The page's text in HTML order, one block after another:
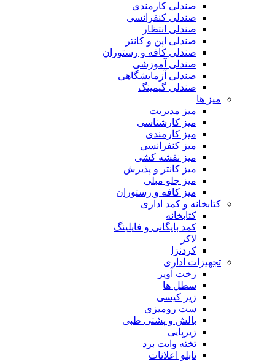
صندلی کارمندی
صندلی کنفرانسی
صندلی انتظار
صندلی اپن و کانتر
صندلی کافه و رستوران
صندلی آموزشی
صندلی آزمایشگاهی
صندلی گیمینگ
میز ها
میز مدیریت
میز کارشناسی
میز کارمندی
میز کنفرانسی
میز نقشه کشی
میز کانتر و پذیرش
میز جلو مبلی
میز کافه و رستوران
کتابخانه و کمد اداری
کتابخانه
کمد بایگانی و فایلینگ
لاکر
کردنزا
تجهیزات اداری
رخت آویز
سطل ها
زیر کیسی
ست رومیزی
بالش و پشتی طبی
زیرپایی
تخته وایت برد
تابلو اعلانات